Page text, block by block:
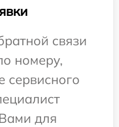
связи
номеру,
сервисного
для